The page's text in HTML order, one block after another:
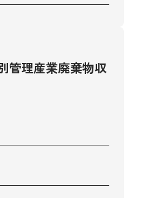
管理産業廃棄物収